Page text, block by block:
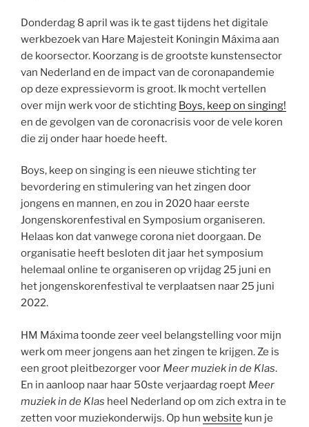
Donderdag 8 april was ik te gast tijdens het digitale
werkbezoek van Hare Majesteit Koningin Máxima aan
de koorsector. Koorzang is de grootste kunstensector
van Nederland en de impact van de coronapandemie
op deze expressievorm is groot. Ik mocht vertellen
over mijn werk voor de stichting Boys, keep on singing!
en de gevolgen van de coronacrisis voor de vele koren
die zij onder haar hoede heeft.
Boys, keep on singing is een nieuwe stichting ter
bevordering en stimulering van het zingen door
jongens en mannen, en zou in 2020 haar eerste
Jongenskorenfestival en Symposium organiseren.
Helaas kon dat vanwege corona niet doorgaan. De
organisatie heeft besloten dit jaar het symposium
helemaal online te organiseren op vrijdag 25 juni en
het jongenskorenfestival te verplaatsen naar 25 juni
2022.
HM Máxima toonde zeer veel belangstelling voor mijn
werk om meer jongens aan het zingen te krijgen. Ze is
een groot pleitbezorger voor Meer muziek in de Klas.
En in aanloop naar haar 50ste verjaardag roept Meer
muziek in de Klas heel Nederland op om zich extra in te
zetten voor muziekonderwijs. Op hun website kun je